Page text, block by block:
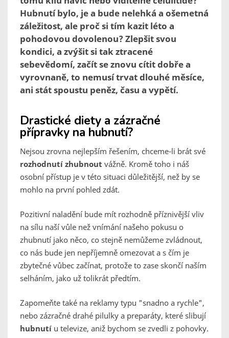
Hubnutí bylo, je a bude nelehká a ošemetná
záležitost, ale proč si tím kazit léto a
pohodovou dovolenou? Zlepšit svou
kondici, a zvýšit si tak ztracené
sebevědomí, začít se znovu cítit dobře a
vyrovnaně, to nemusí trvat dlouhé měsíce,
ani stát spoustu peněz, času a vypětí.
Drastické diety a zázračné
přípravky na hubnutí?
Nejsou zrovna nejlepším řešením, chceme-li brát své
rozhodnutí zhubnout vážně. Kromě toho i náš
osobní přístup je v této situaci důležitější, než by se
mohlo na první pohled zdát.
Pozitivní naladění bude mít rozhodně příznivější vliv
na sílu naší vůle než vnímání našeho pokusu o
zhubnutí jako něco, co stejně nemůžeme zvládnout,
co nás bude jen nepříjemně omezovat a s čím je
zbytečné vůbec začínat, protože to zase skončí naším
selháním, jako už tolikrát předtím.
Zapomeňte také na reklamy typu "snadno a rychle",
nebo zázračné drahé pilulky a preparáty, které slibují
hubnutí u televize, aniž bychom se zvedli z pohovky.